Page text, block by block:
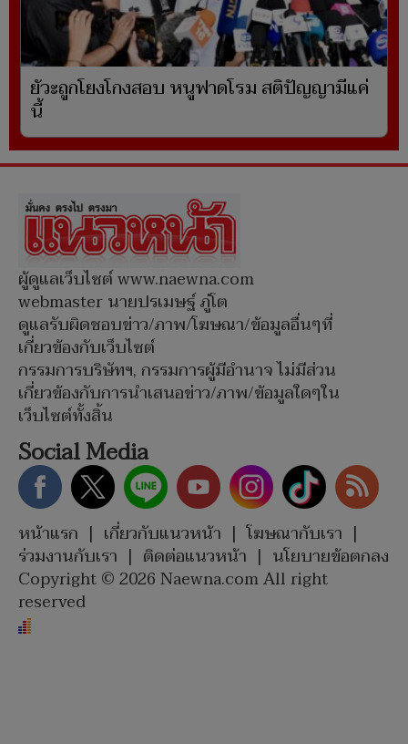
ยัวะถูกโยงโกงสอบ หนูฟาดโรม สติปัญญามีแค่
นี้
ผู้ดูแลเว็บไซต์ www.naewna.com
webmaster นายปรเมษฐ์ ภู่โต
ดูแลรับผิดชอบข่าว/ภาพ/โฆษณา/ข้อมูลอื่นๆที่
เกี่ยวข้องกับเว็บไซต์
กรรมการบริษัทฯ, กรรมการผู้มีอำนาจ ไม่มีส่วน
เกี่ยวข้องกับการนำเสนอข่าว/ภาพ/ข้อมูลใดๆใน
เว็บไซต์ทั้งสิ้น
Social Media
หน้าแรก | เกี่ยวกับแนวหน้า | โฆษณากับเรา |
ร่วมงานกับเรา | ติดต่อแนวหน้า | นโยบายข้อตกลง
Copyright © 2026 Naewna.com All right
reserved